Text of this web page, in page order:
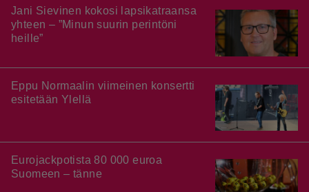
Jani Sievinen kokosi lapsikatraansa
yhteen – ”Minun suurin perintöni
heille”
Eppu Normaalin viimeinen konsertti
esitetään Ylellä
Eurojackpotista 80 000 euroa
Suomeen – tänne